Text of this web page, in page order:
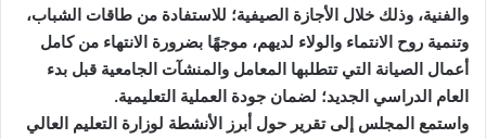
والفنية، وذلك خلال الأجازة الصيفية؛ للاستفادة من طاقات الشباب،
وتنمية روح الانتماء والولاء لديهم، موجهًا بضرورة الانتهاء من كامل
أعمال الصيانة التي تتطلبها المعامل والمنشآت الجامعية قبل بدء
العام الدراسي الجديد؛ لضمان جودة العملية التعليمية.
واستمع المجلس إلى تقرير حول أبرز الأنشطة لوزارة التعليم العالي